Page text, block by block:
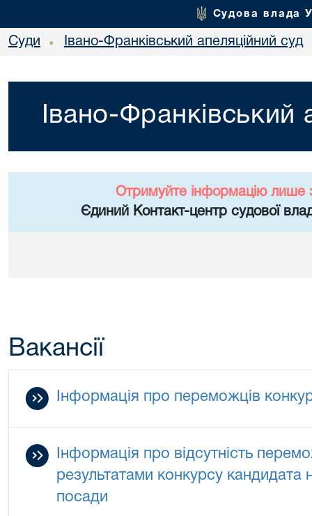
Судова влада
Суди • Івано-Франківський апеляційний суд
Івано-Франківський
Отримуйте інформацію лише
Єдиний Контакт-центр судової
Вакансії
Інформація про переможців
Інформація про відсутність
результатами конкурсу кандидата
посади